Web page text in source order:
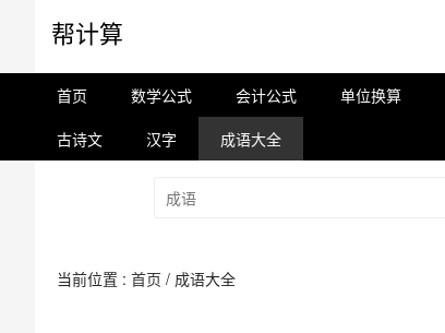
帮计算
首页 数学公式 会计公式 单位换算
古诗文
汉字 成语大全
当前位置 : 首页 / 成语大全